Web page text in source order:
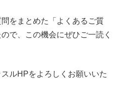
をまとめた「よくあるご質
で、この機会にぜひご一読く
ルHPをよろしくお願いいた